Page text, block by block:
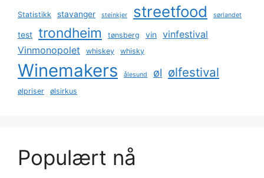
Statistikk stavanger steinkjer streetfood sørlandet
test trondheim tønsberg vin
vinfestival
Vinmonopolet
whiskey whisky
Winemakers ålesund øl ølfestival
ølpriser ølsirkus
Populært nå